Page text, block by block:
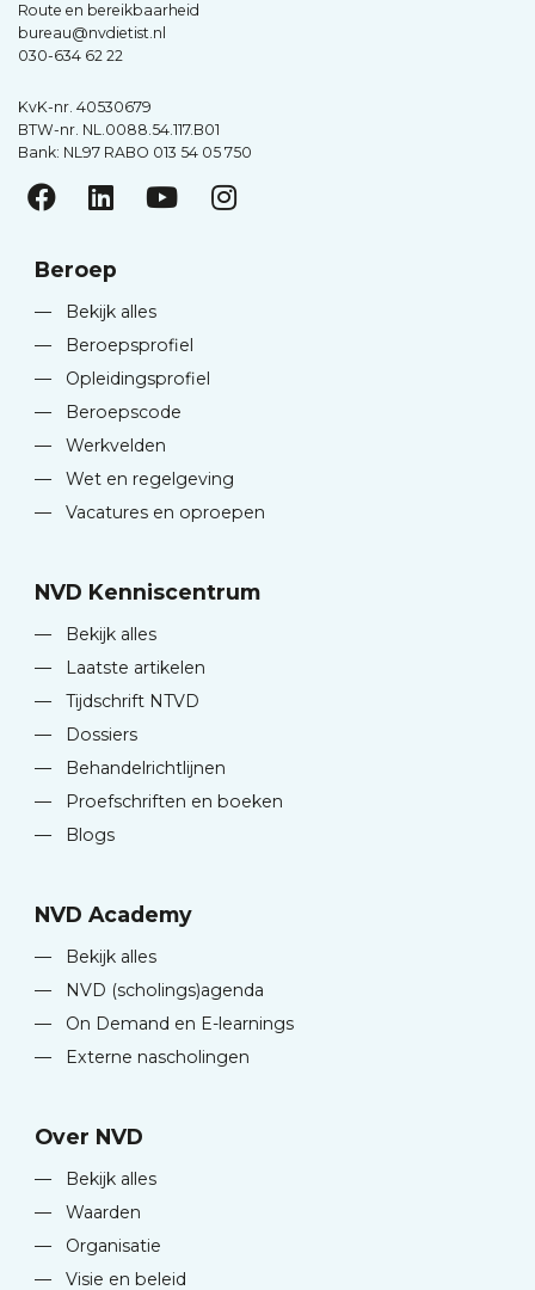
Route en bereikbaarheid
bureau@nvdietist.nl
030-634 62 22
KvK-nr. 40530679
BTW-nr. NL.0088.54.117.B01
Bank: NL97 RABO 013 54 05 750
Beroep
—
Bekijk alles
—
Beroepsprofiel
—
Opleidingsprofiel
—
Beroepscode
—
Werkvelden
—
Wet en regelgeving
—
Vacatures en oproepen
NVD Kenniscentrum
—
Bekijk alles
—
Laatste artikelen
—
Tijdschrift NTVD
—
Dossiers
—
Behandelrichtlijnen
—
Proefschriften en boeken
—
Blogs
NVD Academy
—
Bekijk alles
—
NVD (scholings)agenda
—
On Demand en E-learnings
—
Externe nascholingen
Over NVD
—
Bekijk alles
—
Waarden
—
Organisatie
—
Visie en beleid